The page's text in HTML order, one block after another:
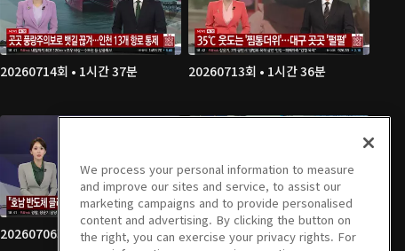
20260714회 • 1시간 37분 20260713회 • 1시간 36분
20260706회 • 1시간 35분 20260703회 • 1시간 33분
We process your personal information to measure
and improve our sites and service, to assist our
marketing campaigns and to provide personalised
content and advertising. By clicking the button on
the right, you can exercise your privacy rights. For